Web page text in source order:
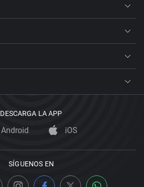
DESCARGA LA APP
Android iOS
SÍGUENOS EN